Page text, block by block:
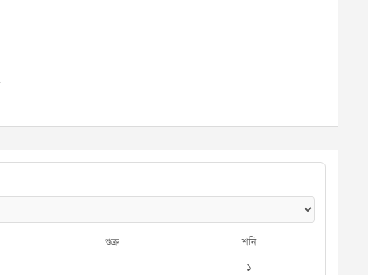
শুক্র শনি
১